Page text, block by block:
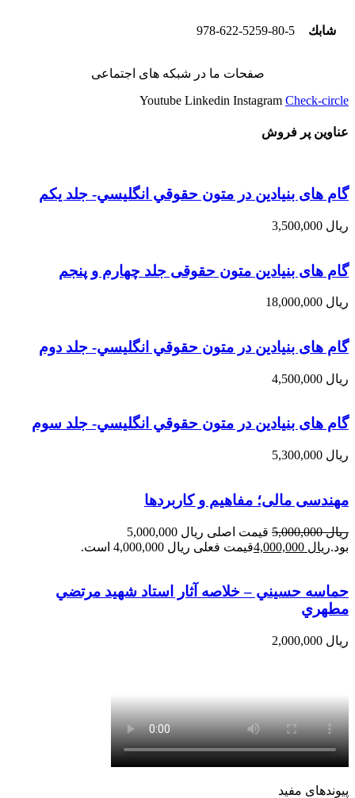
شابك 978-622-5259-80-5
صفحات ما در شبکه های اجتماعی
Youtube Linkedin Instagram Check-circle
عناوین پر فروش
گام های بنیادین در متون حقوقي انگليسي- جلد يكم
ریال
گام های بنیادین متون حقوقی جلد چهارم و پنجم
ریال
گام های بنیادین در متون حقوقي انگليسي- جلد دوم
ریال
گام های بنیادین در متون حقوقي انگليسي- جلد سوم
ریال
مهندسی مالی؛ مفاهیم و کاربردها
ریال5,000,000
قیمت اصلی ریال 5,000,000
بود.ریال قیمت فعلی ریال 4,000,000 است.
حماسه حسيني – خلاصه آثار استاد شهيد مرتضي
مطهري
ریال
پیوندهای مفید